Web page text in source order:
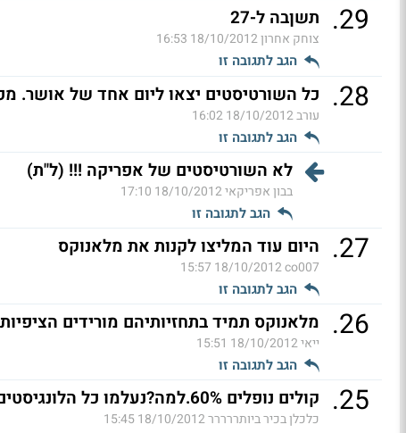
29
. תשןבה ל-27
צוחק אחרון18/10/2012 16:53
הגב לתגובה זו
28
. כל השורטיסטים יצאו ליום אחד של אושר.
עורב18/10/2012 16:02
הגב לתגובה זו
לא השורטיסטים של אפריקה !!! (ל"ת)
בבון אפריקאי18/10/2012 17:10
הגב לתגובה זו
27
. היום עוד המליצו לקנות את מלאנוקס
co007
18/10/2012 15:57
הגב לתגובה זו
26
. מלאנוקס תמיד בתחזיותיהם מורידים
ייאי18/10/2012 15:51
הגב לתגובה זו
25
. קולים נופלים 60%.למה?נעלמו כל הלונגיסטים,
כלכלן בכיר ביותררררר18/10/2012 15:45